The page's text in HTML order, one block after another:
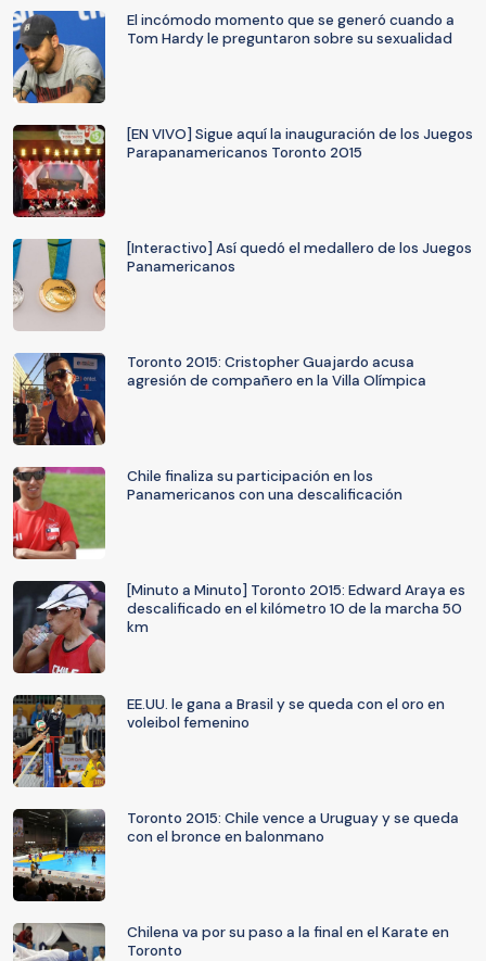
El incómodo momento que se generó cuando a
Tom Hardy le preguntaron sobre su sexualidad
[EN VIVO] Sigue aquí la inauguración de los Juegos
Parapanamericanos Toronto 2015
[Interactivo] Así quedó el medallero de los Juegos
Panamericanos
Toronto 2015: Cristopher Guajardo acusa
agresión de compañero en la Villa Olímpica
Chile finaliza su participación en los
Panamericanos con una descalificación
[Minuto a Minuto] Toronto 2015: Edward Araya es
descalificado en el kilómetro 10 de la marcha 50
km
EE.UU. le gana a Brasil y se queda con el oro en
voleibol femenino
Toronto 2015: Chile vence a Uruguay y se queda
con el bronce en balonmano
Chilena va por su paso a la final en el Karate en
Toronto